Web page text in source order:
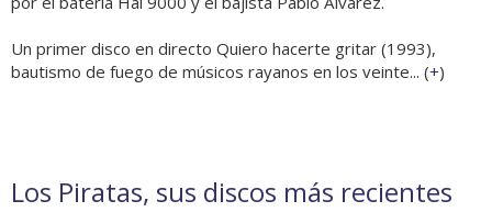
Un primer disco en directo Quiero hacerte gritar (1993),
bautismo de fuego de músicos rayanos en los veinte... (+)
Los Piratas, sus discos más recientes